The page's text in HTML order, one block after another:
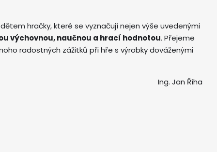
hračky, které se vyznačují nejen výše uvedenými
výchovnou, naučnou a hrací hodnotou. Přejeme
radostných zážitků při hře s výrobky dováženými
Ing. Jan Říha